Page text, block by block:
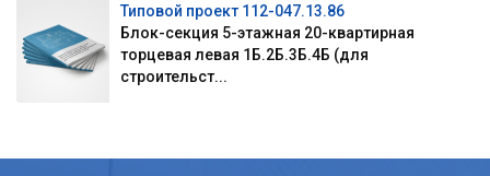
Типовой проект 112-047.13.86
Блок-секция 5-этажная 20-квартирная
торцевая левая 1Б.2Б.3Б.4Б (для
строительст...